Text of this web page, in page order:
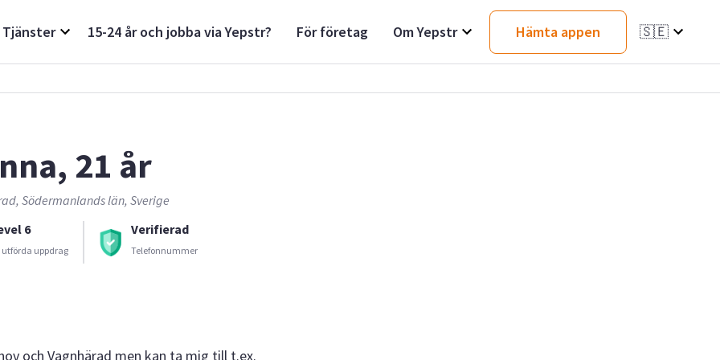
Tjänster 15-24 år och jobba via Yepstr? För företag Om Yepstr Hämta appen 🇸🇪
21 år
Södermanlands län, Sverige
6
utförda uppdrag
Verifierad
Telefonnummer
och Vagnhärad men kan ta mig till t.ex.